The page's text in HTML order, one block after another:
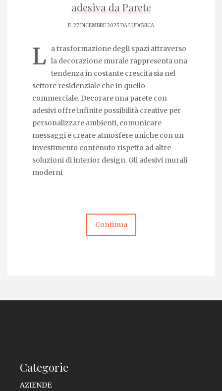
adesiva da Parete
IL 27 DICEMBRE 2025 DALUDOVICA
L
a trasformazione degli spazi attraverso
la decorazione murale rappresenta una
tendenza in costante crescita sia nel
settore residenziale che in quello
commerciale. Decorare una parete con
adesivi offre infinite possibilità creative per
personalizzare ambienti, comunicare
messaggi e creare atmosfere uniche con un
investimento contenuto rispetto ad altre
soluzioni di interior design. Gli adesivi murali
moderni
Continua
Categorie
AZIENDE